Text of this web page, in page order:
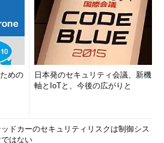
めの
日本発のセキュリティ会議、新機
軸とIoTと、今後の広がりと
ッドカーのセキュリティリスクは制御シス
はない